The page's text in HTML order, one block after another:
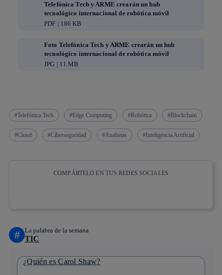
Telefónica Tech y ARME crearán un hub
tecnológico internacional de robótica móvil
PDF | 186 KB
Foto Telefónica Tech y ARME crearán un hub
tecnológico internacional de robótica móvil
JPG | 11 MB
Telefónica Tech Edge Computing Robótica Blockchain
Cloud Ciberseguridad Analistas Inteligencia Artificial
COMPÁRTELO EN TUS REDES SOCIALES
# La palabra de la semana
TIC
¿Quién es Carol Shaw?